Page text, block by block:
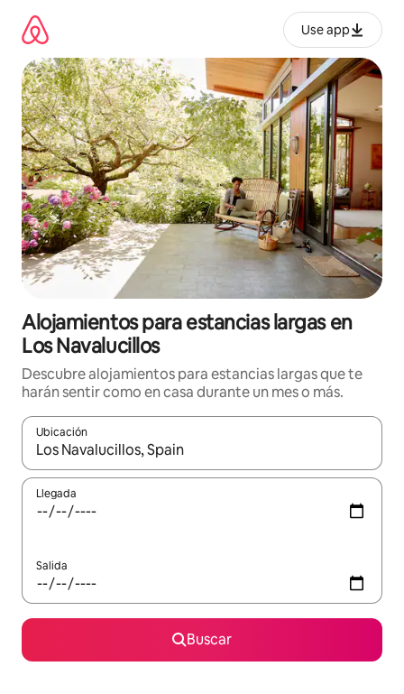
contenido
Use app
Alojamientos para estancias largas en
Los Navalucillos
Descubre alojamientos para estancias largas que te
harán sentir como en casa durante un mes o más.
Ubicación
Cuando los resultados estén disponibles, podrás navegar
Llegada
Salida
Buscar